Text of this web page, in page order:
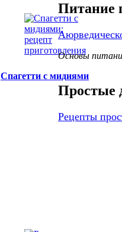
Спагетти с мидиями
Питание
Основы
Простые
Рецепты